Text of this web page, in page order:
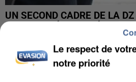
UN SECOND CADRE DE LA
INTERPELLÉ EN ALGÉRIE
Le respect de
notre priorité